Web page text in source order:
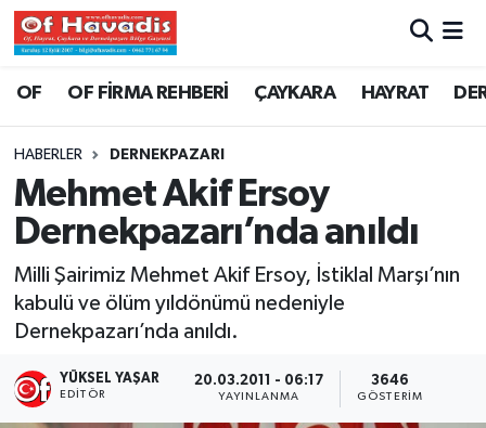
OF OF FİRMA REHBERİ ÇAYKARA HAYRAT
HABERLER DERNEKPAZARI
Mehmet Akif Ersoy
Dernekpazarı’nda anıldı
Milli Şairimiz Mehmet Akif Ersoy, İstiklal Marşı’nın
kabulü ve ölüm yıldönümü nedeniyle
Dernekpazarı’nda anıldı.
YÜKSEL YAŞAR
EDITÖR
20.03.2011 - 06:17
YAYINLANMA
3646
GÖSTERIM
Trabzon Nöbetçi Eczaneler
Trabzon Namaz Vakitleri
Trabzon Trafik Yoğunluk Haritası
Süper Lig Puan Durumu ve Fikstür